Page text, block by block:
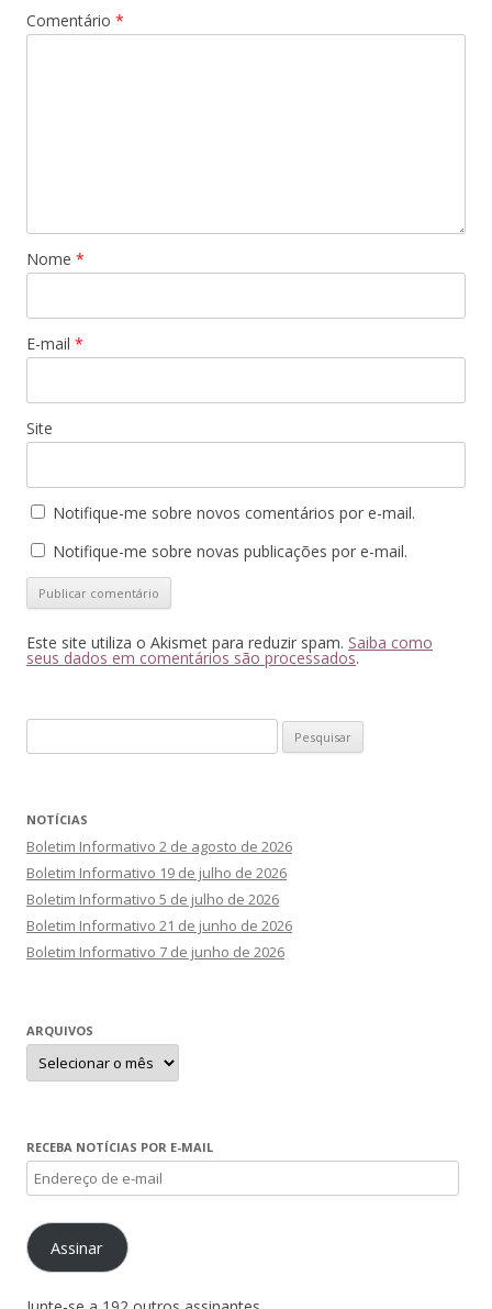
Comentário *
Nome *
E-mail *
Site
Notifique-me sobre novos comentários por e-mail.
Notifique-me sobre novas publicações por e-mail.
Este site utiliza o Akismet para reduzir spam. Saiba como
seus dados em comentários são processados.
por:
NOTÍCIAS
Boletim Informativo 2 de agosto de 2026
Boletim Informativo 19 de julho de 2026
Boletim Informativo 5 de julho de 2026
Boletim Informativo 21 de junho de 2026
Boletim Informativo 7 de junho de 2026
ARQUIVOS
Arquivos
RECEBA NOTÍCIAS POR E-MAIL
Endereço
de
e-
mailAssinar